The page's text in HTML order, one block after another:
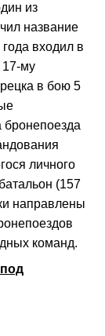
из
название
входил в
17-му
в бою 5
бронепоезда
личного
(157
направлены
команд.